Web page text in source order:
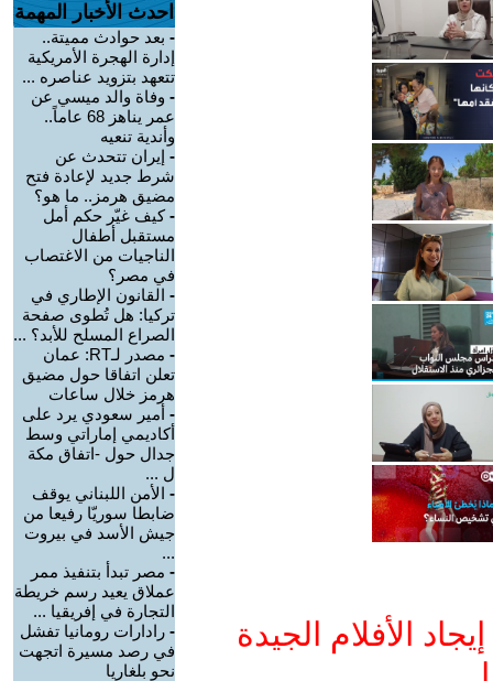
الأفلام الجيدة
احدث الأخبار المهمة
- بعد حوادث مميتة..
إدارة الهجرة الأمريكية
تتعهد بتزويد عناصره ...
- وفاة والد ميسي عن
عمر يناهز 68 عاماً..
وأندية تنعيه
- إيران تتحدث عن
شرط جديد لإعادة فتح
مضيق هرمز.. ما هو؟
-كيف غيّر حكم أمل
مستقبل أطفال
الناجيات من الاغتصاب
في مصر؟
- القانون الإطاري في
تركيا: هل تُطوى صفحة
الصراع المسلح للأبد؟ ...
-
مصدر لـRT: عمان
تعلن اتفاقا حول مضيق
هرمز خلال ساعات
- أمير سعودي يرد على
أكاديمي إماراتي وسط
جدال حول -اتفاق مكة
ل ...
- الأمن اللبناني يوقف
ضابطا سوريّا رفيعا من
جيش الأسد في بيروت
...
- مصر تبدأ بتنفيذ ممر
عملاق يعيد رسم خريطة
التجارة في إفريقيا ...
- رادارات رومانيا تفشل
في رصد مسيرة اتجهت
نحو بلغاريا